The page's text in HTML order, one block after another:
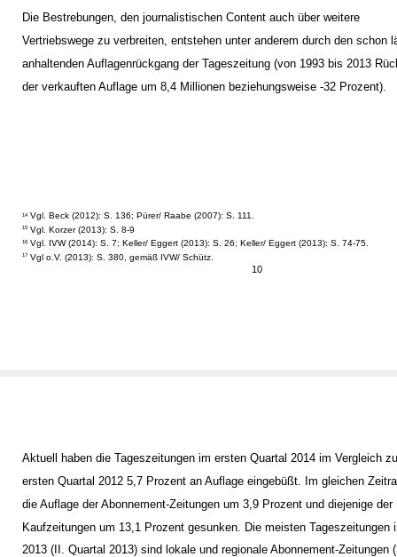
10
Die Bestrebungen, den journalistischen Content auch über weitere
Vertriebswege zu verbreiten, entstehen unter anderem durch den schon
anhaltenden Auflagenrückgang der Tageszeitung (von 1993 bis 2013
der verkauften Auflage um 8,4 Millionen beziehungsweise -32 Prozent).
14 Vgl. Beck (2012): S. 136; Pürer/ Raabe (2007): S. 111.
15 Vgl. Korzer (2013): S. 8-9
16 Vgl. IVW (2014): S. 7; Keller/ Eggert (2013): S. 26; Keller/ Eggert (2013): S. 74-75.
17 Vgl o.V. (2013): S. 380, gemäß IVW/ Schütz.
Aktuell haben die Tageszeitungen im ersten Quartal 2014 im Vergleich
ersten Quartal 2012 5,7 Prozent an Auflage eingebüßt. Im gleichen
die Auflage der Abonnement-Zeitungen um 3,9 Prozent und diejenige der
Kaufzeitungen um 13,1 Prozent gesunken. Die meisten Tageszeitungen
2013 (II. Quartal 2013) sind lokale und regionale Abonnement-Zeitungen